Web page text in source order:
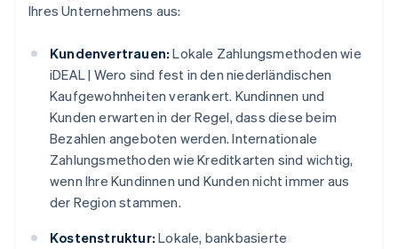
Ihres Unternehmens aus:
Kundenvertrauen: Lokale Zahlungsmethoden wie
iDEAL | Wero sind fest in den niederländischen
Kaufgewohnheiten verankert. Kundinnen und
Kunden erwarten in der Regel, dass diese beim
Bezahlen angeboten werden. Internationale
Zahlungsmethoden wie Kreditkarten sind wichtig,
wenn Ihre Kundinnen und Kunden nicht immer aus
der Region stammen.
Kostenstruktur: Lokale, bankbasierte